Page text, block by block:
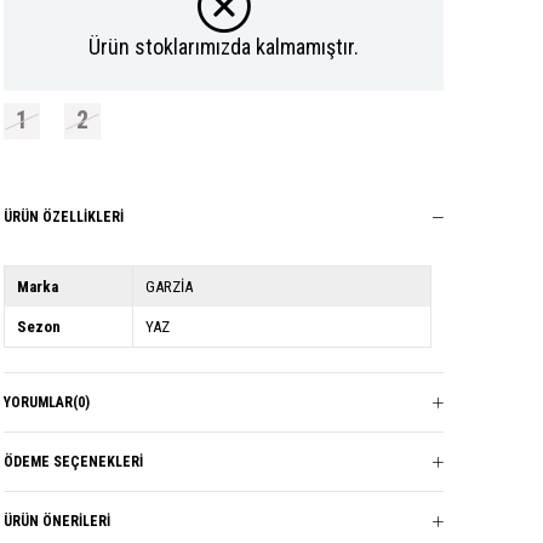
Ürün stoklarımızda kalmamıştır.
1 2
ÜRÜN ÖZELLIKLERI
Marka GARZİA
Sezon YAZ
YORUMLAR(0)
ÖDEME SEÇENEKLERI
ÜRÜN ÖNERILERI